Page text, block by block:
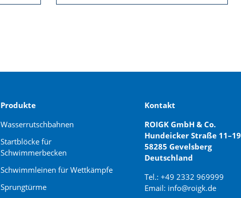
Produkte
Wasserrutschbahnen
Startblöcke für
Schwimmerbecken
Schwimmleinen für Wettkämpfe
Sprungtürme
Kontakt
ROIGK GmbH & Co.
Hundeicker Straße 11–19
58285 Gevelsberg
Deutschland
Tel.: +49 2332 969999
Email: info@roigk.de